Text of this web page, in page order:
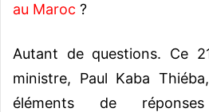
au Maroc ?
Autant de questions. Ce
ministre, Paul Kaba
éléments de